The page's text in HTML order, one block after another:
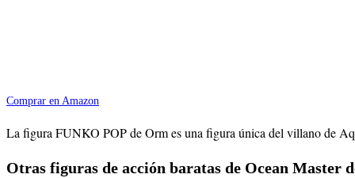
Comprar en Amazon
La figura FUNKO POP de Orm es una figura única del villano de
Otras figuras de acción baratas de Ocean Master